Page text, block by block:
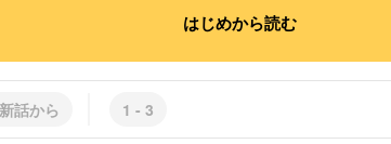
はじめから読む
話から 1 - 3